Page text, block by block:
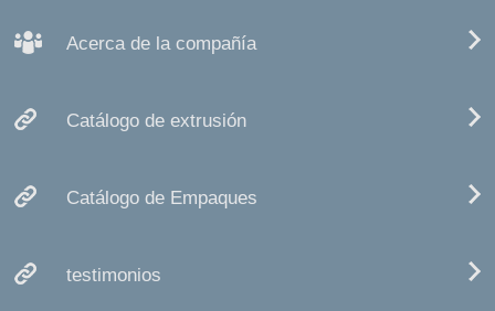
Acerca de la compañía
Catálogo de extrusión
Catálogo de Empaques
testimonios